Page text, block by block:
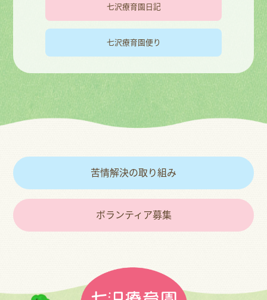
七沢療育園日記
七沢療育園便り
苦情解決の取り組み
ボランティア募集